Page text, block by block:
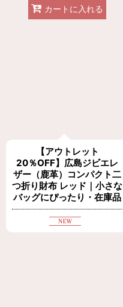
カートに入れる
【アウトレット
20％OFF】広島ジビエレ
ザー（鹿革）コンパクト二
つ折り財布 レッド｜小さな
バッグにぴったり・在庫品